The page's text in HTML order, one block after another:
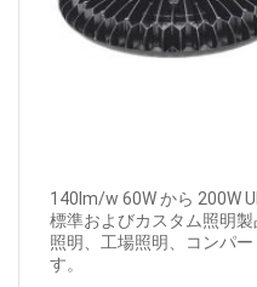
140lm/w 60W から 200W
標準およびカスタム照明
照明、工場照明、コンパ
す。